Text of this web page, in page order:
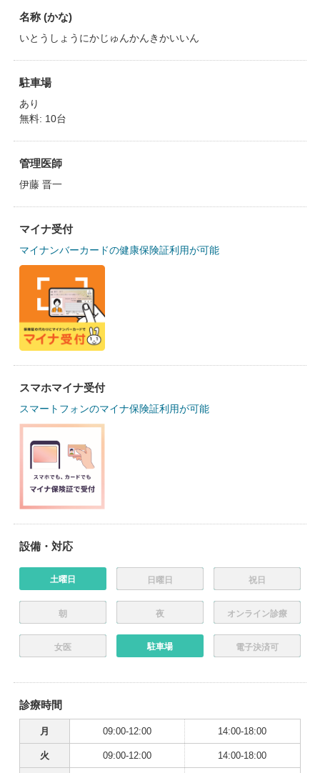
名称 (かな)
いとうしょうにかじゅんかんきかいいん
駐車場
あり
無料: 10台
管理医師
伊藤 晋一
マイナ受付
マイナンバーカードの健康保険証利用が可能
スマホマイナ受付
スマートフォンのマイナ保険証利用が可能
設備・対応
土曜日 日曜日 祝日
朝 夜 オンライン診療
女医 駐車場 電子決済可
診療時間
月 09:00-12:00 14:00-18:00
火 09:00-12:00 14:00-18:00